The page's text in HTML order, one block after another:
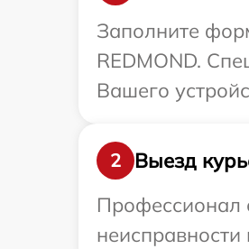
Заполните
REDMOND.
Вашего
2
Выезд
Профессионал